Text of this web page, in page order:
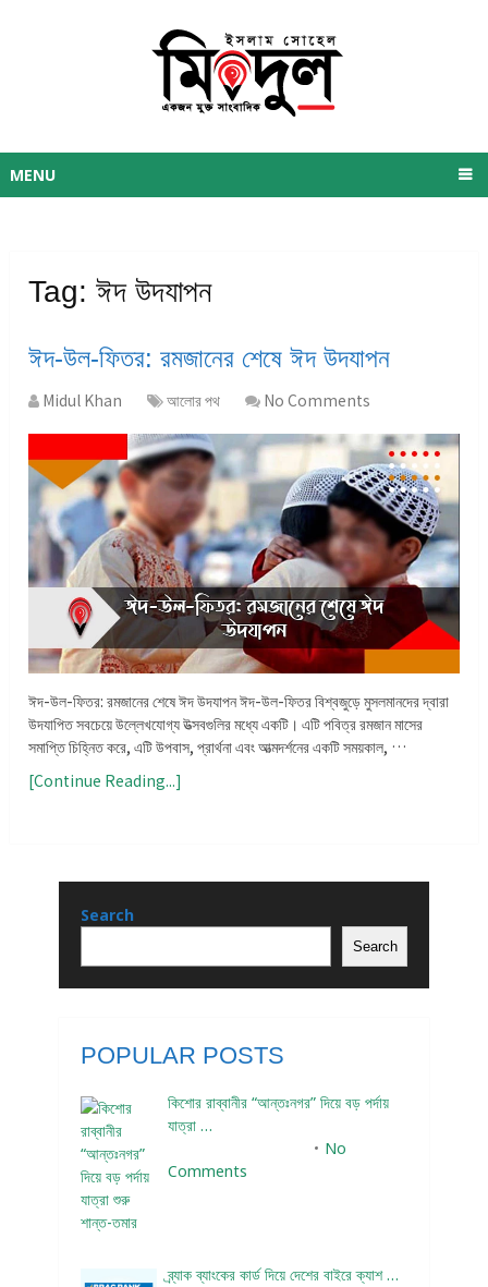
MENU
Tag:ঈদ উদযাপন
ঈদ-উল-ফিতর: রমজানের শেষে ঈদ উদযাপন
Midul Khan আলোর পথ No Comments
ঈদ-উল-ফিতর: রমজানের শেষে ঈদ উদযাপন ঈদ-উল-ফিতর বিশ্বজুড়ে মুসলমানদের দ্বারা
উদযাপিত সবচেয়ে উল্লেখযোগ্য উত্সবগুলির মধ্যে একটি। এটি পবিত্র রমজান মাসের
সমাপ্তি চিহ্নিত করে, এটি উপবাস, প্রার্থনা এবং আত্মদর্শনের একটি সময়কাল, …
[Continue Reading...]
Search
Search
POPULAR POSTS
কিশোর রাব্বানীর “আন্তঃনগর” দিয়ে বড় পর্দায়
যাত্রা …
No
Comments
ব্র্যাক ব্যাংকের কার্ড দিয়ে দেশের বাইরে ক্যাশ …